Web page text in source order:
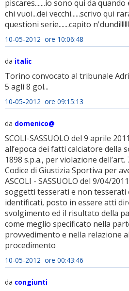
piscares.......io sono qui da quando
chi vuoi...dei vecchi......scrivo qui
questioni serie.......capito n'dundi!!!!!!
10-05-2012 ore 10:06:48
da italic
Torino convocato al tribunale
5 agli 8 gol...
10-05-2012 ore 09:15:13
da domenico@
SCOLI-SASSUOLO del 9 aprile
all’epoca dei fatti calciatore della
1898 s.p.a., per violazione dell’art.
Codice di Giustizia Sportiva per
ASCOLI - SASSUOLO del 9/04/
soggetti tesserati e non
identificati, posto in essere atti
svolgimento ed il risultato della
come meglio specificato nella
provvedimento e nella relazione
procedimento
10-05-2012 ore 00:43:46
da congiunti